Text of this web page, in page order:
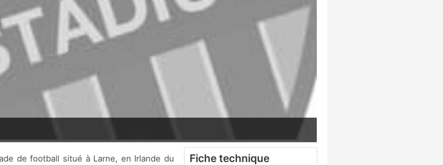
Fiche technique